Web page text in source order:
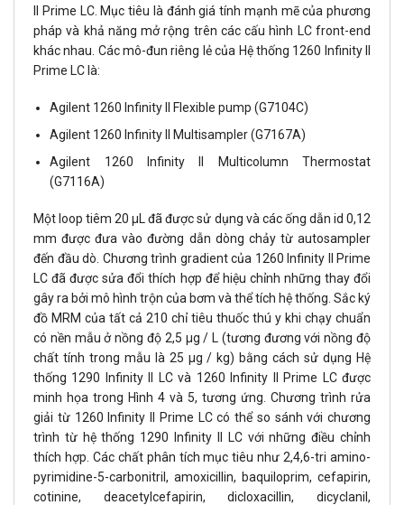
II Prime LC. Mục tiêu là đánh giá tính mạnh mẽ của phương
pháp và khả năng mở rộng trên các cấu hình LC front-end
khác nhau. Các mô-đun riêng lẻ của Hệ thống 1260 Infinity II
Prime LC là:
Agilent 1260 Infinity II Flexible pump (G7104C)
Agilent 1260 Infinity II Multisampler (G7167A)
Agilent 1260 Infinity II Multicolumn Thermostat
(G7116A)
Một loop tiêm 20 µL đã được sử dụng và các ống dẫn id 0,12
mm được đưa vào đường dẫn dòng chảy từ autosampler
đến đầu dò. Chương trình gradient của 1260 Infinity II Prime
LC đã được sửa đổi thích hợp để hiệu chỉnh những thay đổi
gây ra bởi mô hình trộn của bơm và thể tích hệ thống. Sắc ký
đồ MRM của tất cả 210 chỉ tiêu thuốc thú y khi chạy chuẩn
có nền mẫu ở nồng độ 2,5 μg / L (tương đương với nồng độ
chất tính trong mẫu là 25 μg / kg) bằng cách sử dụng Hệ
thống 1290 Infinity II LC và 1260 Infinity II Prime LC được
minh họa trong Hình 4 và 5, tương ứng. Chương trình rửa
giải từ 1260 Infinity II Prime LC có thể so sánh với chương
trình từ hệ thống 1290 Infinity II LC với những điều chỉnh
thích hợp. Các chất phân tích mục tiêu như 2,4,6-tri amino-
pyrimidine-5-carbonitril, amoxicillin, baquiloprim, cefapirin,
cotinine, deacetylcefapirin, dicloxacillin, dicyclanil,